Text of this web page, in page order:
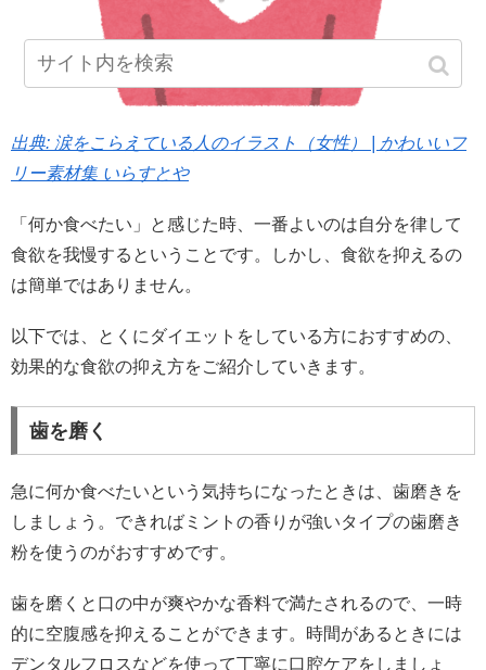
出典: 涙をこらえている人のイラスト（女性） | かわいいフ
リー素材集 いらすとや
「何か食べたい」と感じた時、一番よいのは自分を律して
食欲を我慢するということです。しかし、食欲を抑えるの
は簡単ではありません。
以下では、とくにダイエットをしている方におすすめの、
効果的な食欲の抑え方をご紹介していきます。
歯を磨く
急に何か食べたいという気持ちになったときは、歯磨きを
しましょう。できればミントの香りが強いタイプの歯磨き
粉を使うのがおすすめです。
歯を磨くと口の中が爽やかな香料で満たされるので、一時
的に空腹感を抑えることができます。時間があるときには
デンタルフロスなどを使って丁寧に口腔ケアをしましょ